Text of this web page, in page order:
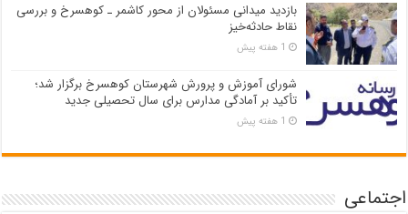
بازدید میدانی مسئولان از محور کاشمر ـ کوهسرخ و بررسی
نقاط حادثه‌خیز
1 هفته پیش
شورای آموزش و پرورش شهرستان کوهسرخ برگزار شد؛
تأکید بر آمادگی مدارس برای سال تحصیلی جدید
1 هفته پیش
اجتماعی